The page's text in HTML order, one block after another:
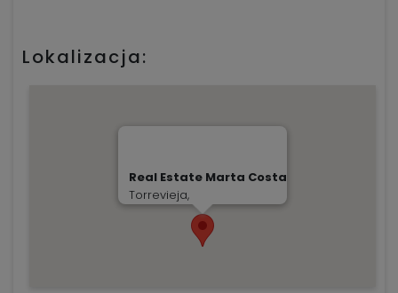
Lokalizacja:
Real Estate Marta Costa
Torrevieja,